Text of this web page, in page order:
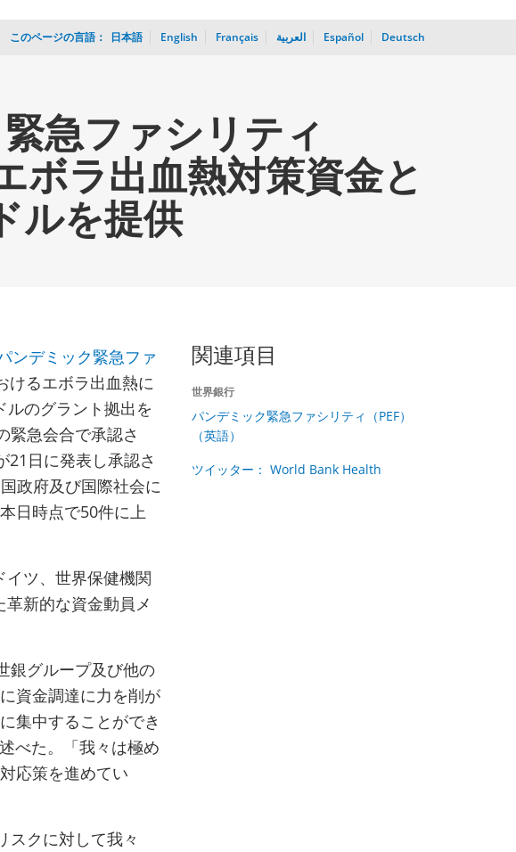
このページの言語： 日本語 English Français العربية Español Deutsch
急ファシリティ
ボラ出血熱対策資金と
ルを提供
ンデミック緊急ファ
けるエボラ出血熱に
のグラント拠出を
緊急会合で承認さ
21日に発表し承認さ
政府及び国際社会に
日時点で50件に上
イツ、世界保健機関
革新的な資金動員メ
銀グループ及び他の
資金調達に力を削が
集中することができ
べた。「我々は極め
応策を進めてい
スクに対して我々
関連項目
世界銀行
パンデミック緊急ファシリティ（PEF）
（英語）
ツイッター： World Bank Health